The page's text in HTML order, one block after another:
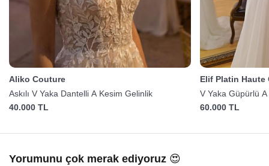
Aliko Couture
Askılı V Yaka Dantelli A Kesim Gelinlik
40.000 TL
Elif Platin Haute
V Yaka Güpürlü
60.000 TL
Yorumunu çok merak ediyoruz 😍